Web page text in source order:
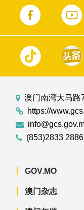
澳门南湾大马路
https://
(853)2833 2886
GOV.MO
澳门杂志